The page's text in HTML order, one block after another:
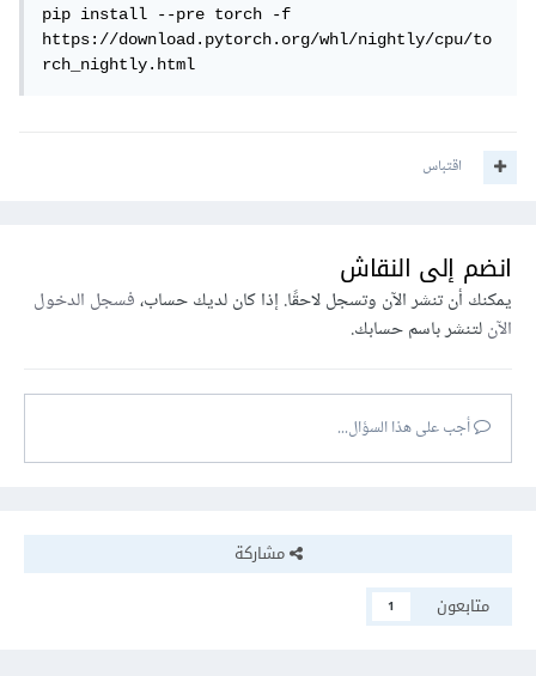
pip install --pre torch -f
https://download.pytorch.org/whl/nightly/cpu/to
rch_nightly.html
اقتباس
انضم إلى النقاش
يمكنك أن تنشر الآن وتسجل لاحقًا. إذا كان لديك حساب،فسجل الدخول
الآنلتنشر باسم حسابك.
أجب على هذا السؤال...
مشاركة
متابعون
1